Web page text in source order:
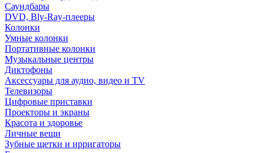
Саундбары
DVD, Bly-Ray-плееры
Колонки
Умные колонки
Портативные колонки
Музыкальные центры
Диктофоны
Аксессуары для аудио, видео и TV
Телевизоры
Цифровые приставки
Проекторы и экраны
Красота и здоровье
Личные вещи
Зубные щетки и ирригаторы